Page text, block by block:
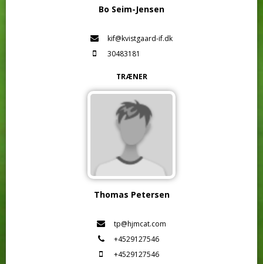
Bo Seim-Jensen
kif@kvistgaard-if.dk
30483181
TRÆNER
Thomas Petersen
tp@hjmcat.com
+4529127546
+4529127546